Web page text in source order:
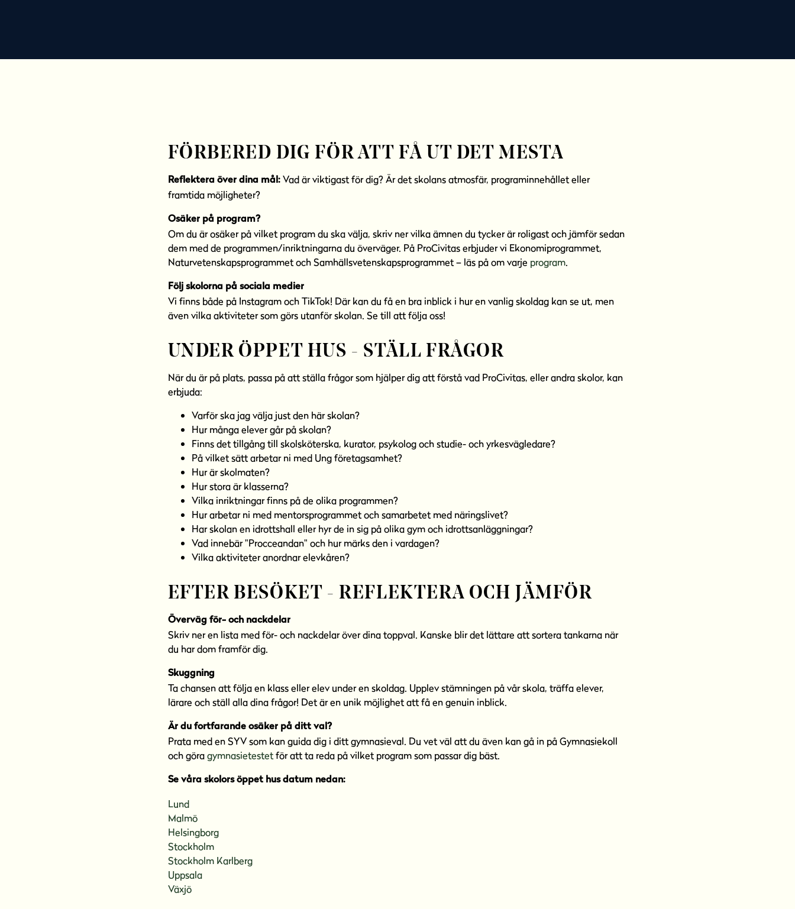
FÖRBERED DIG FÖR ATT FÅ UT DET MESTA
Reflektera över dina mål:Vad är viktigast för dig? Är det skolans atmosfär, programinnehållet eller
framtida möjligheter?
Osäker på program?
Om du är osäker på vilket program du ska välja, skriv ner vilka ämnen du tycker är roligast och jämför sedan
dem med de programmen/inriktningarna du överväger. På ProCivitas erbjuder vi Ekonomiprogrammet,
Naturvetenskapsprogrammet och Samhällsvetenskapsprogrammet – läs på om varje program.
Följ skolorna på sociala medier
Vi finns både på Instagram och TikTok! Där kan du få en bra inblick i hur en vanlig skoldag kan se ut, men
även vilka aktiviteter som görs utanför skolan. Se till att följa oss!
UNDER ÖPPET HUS - STÄLL FRÅGOR
När du är på plats, passa på att ställa frågor som hjälper dig att förstå vad ProCivitas, eller andra skolor, kan
erbjuda:
Varför ska jag välja just den här skolan?
Hur många elever går på skolan?
Finns det tillgång till skolsköterska, kurator, psykolog och studie- och yrkesvägledare?
På vilket sätt arbetar ni med Ung företagsamhet?
Hur är skolmaten?
Hur stora är klasserna?
Vilka inriktningar finns på de olika programmen?
Hur arbetar ni med mentorsprogrammet och samarbetet med näringslivet?
Har skolan en idrottshall eller hyr de in sig på olika gym och idrottsanläggningar?
Vad innebär "Procceandan" och hur märks den i vardagen?
Vilka aktiviteter anordnar elevkåren?
EFTER BESÖKET - REFLEKTERA OCH JÄMFÖR
Överväg för- och nackdelar
Skriv ner en lista med för- och nackdelar över dina toppval. Kanske blir det lättare att sortera tankarna när
du har dom framför dig.
Skuggning
Ta chansen att följa en klass eller elev under en skoldag. Upplev stämningen på vår skola, träffa elever,
lärare och ställ alla dina frågor! Det är en unik möjlighet att få en genuin inblick.
Är du fortfarande osäker på ditt val?
Prata med en SYV som kan guida dig i ditt gymnasieval. Du vet väl att du även kan gå in på Gymnasiekoll
och göragymnasietestet(
p
för att ta reda på vilket program som passar dig bäst.
Se våra skolors öppet hus datum nedan:
Lund
Malmö
Helsingborg
Stockholm
Stockholm Karlberg
Uppsala
Växjö